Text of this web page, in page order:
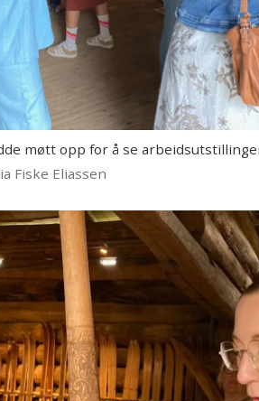
møtt opp for å se
Fiske Eliassen